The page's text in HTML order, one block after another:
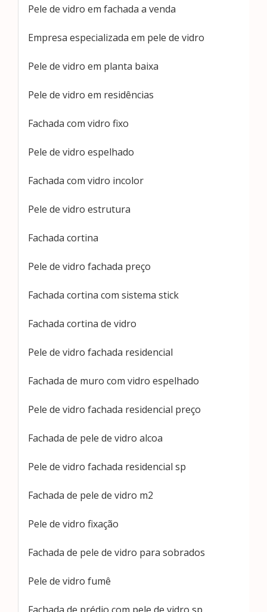
Pele de vidro em fachada a venda
Empresa especializada em pele de vidro
Pele de vidro em planta baixa
Pele de vidro em residências
Fachada com vidro fixo
Pele de vidro espelhado
Fachada com vidro incolor
Pele de vidro estrutura
Fachada cortina
Pele de vidro fachada preço
Fachada cortina com sistema stick
Fachada cortina de vidro
Pele de vidro fachada residencial
Fachada de muro com vidro espelhado
Pele de vidro fachada residencial preço
Fachada de pele de vidro alcoa
Pele de vidro fachada residencial sp
Fachada de pele de vidro m2
Pele de vidro fixação
Fachada de pele de vidro para sobrados
Pele de vidro fumê